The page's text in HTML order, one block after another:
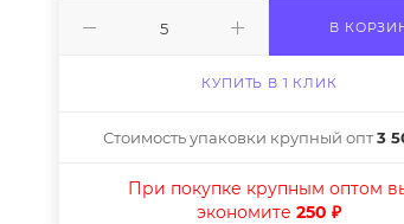
В
КУПИТЬ В 1 КЛИК
Стоимость упаковки крупный опт3
При покупке крупным оптом
экономите250 ₽